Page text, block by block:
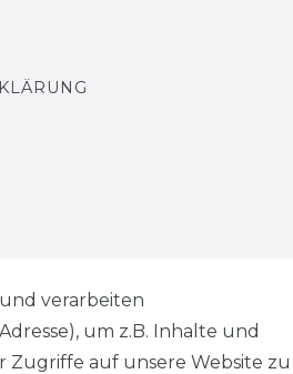
verarbeiten
um z.B. Inhalte und
Zugriffe auf unsere Website zu